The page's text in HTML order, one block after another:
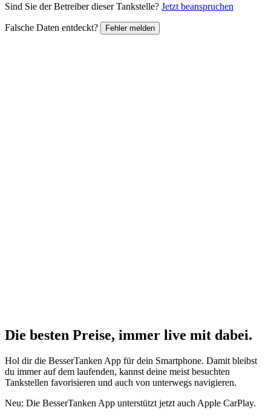
Sind Sie der Betreiber dieser Tankstelle? Jetzt beanspruchen
Falsche Daten entdeckt? Fehler melden
Die besten Preise, immer live mit dabei.
Hol dir die BesserTanken App für dein Smartphone. Damit bleibst
du immer auf dem laufenden, kannst deine meist besuchten
Tankstellen favorisieren und auch von unterwegs navigieren.
Neu: Die BesserTanken App unterstützt jetzt auch Apple CarPlay.